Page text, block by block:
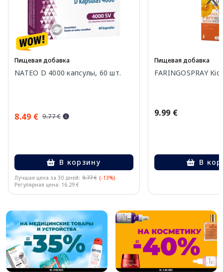
Пищевая добавка
NATEO D 4000 капсулы, 60 шт.
8.49 € 9.77 €
В корзину
Лучшая цена за 30 дней: 9.77 € (-13%)
Регулярная цена: 16.29 €
Пищевая добавка
FARINGOSPRAY
9.99 €
В